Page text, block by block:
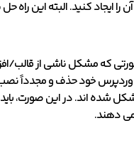
ایجاد کنید. البته این راه
که مشکل ناشی از قالب/
وردپرس خود حذف و مجدداً
شده اند. در این صورت،
دهند.